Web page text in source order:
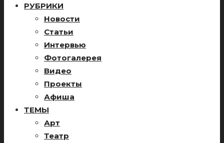
РУБРИКИ
Новости
Статьи
Интервью
Фотогалерея
Видео
Проекты
Афиша
ТЕМЫ
Арт
Театр